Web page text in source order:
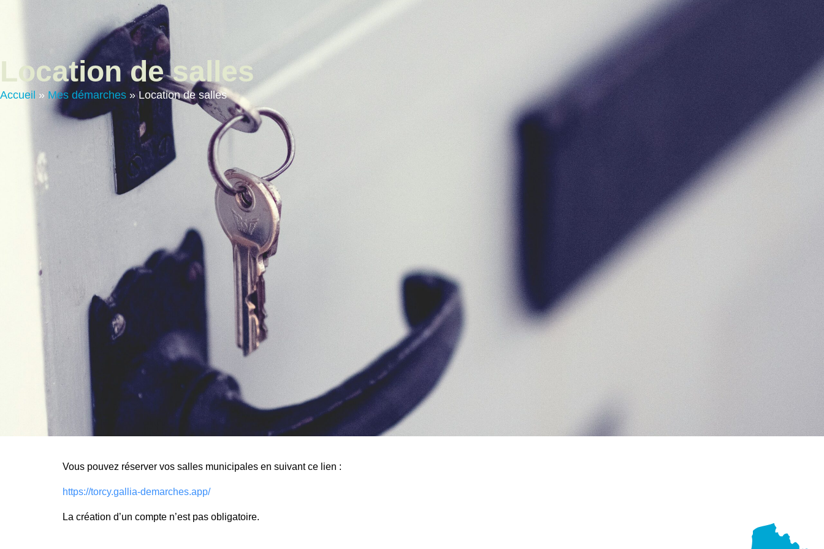
Vivre à Torcy Mes démarches
Location de salles
Accueil »Mes démarches »Location de salles
Vous pouvez réserver vos salles municipales en suivant ce lien :
https://torcy.gallia-demarches.app/
La création d’un compte n’est pas obligatoire.